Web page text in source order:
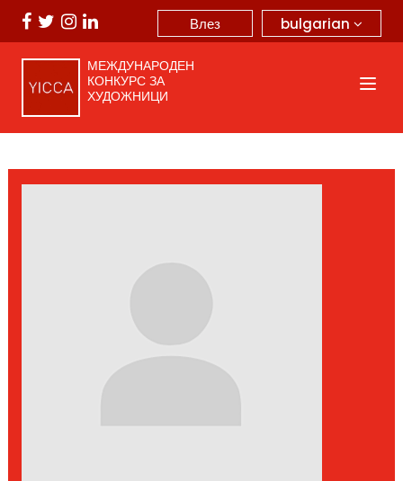
bulgarian
Влез
МЕЖДУНАРОДЕН
КОНКУРС ЗА
ХУДОЖНИЦИ